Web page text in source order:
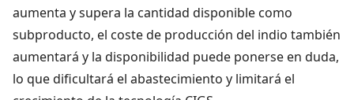
aumenta y supera la cantidad disponible como
subproducto, el coste de producción del indio también
aumentará y la disponibilidad puede ponerse en duda,
lo que dificultará el abastecimiento y limitará el